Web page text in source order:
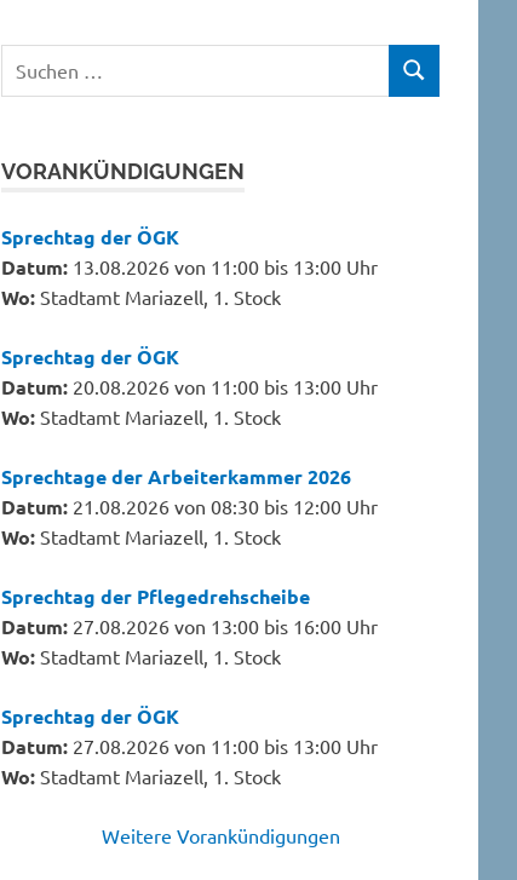
Suchen
SUCHEN
VORANKÜNDIGUNGEN
Sprechtag der ÖGK
Datum: 13.08.2026 von 11:00 bis 13:00 Uhr
Wo: Stadtamt Mariazell, 1. Stock
Sprechtag der ÖGK
Datum: 20.08.2026 von 11:00 bis 13:00 Uhr
Wo: Stadtamt Mariazell, 1. Stock
Sprechtage der Arbeiterkammer 2026
Datum: 21.08.2026 von 08:30 bis 12:00 Uhr
Wo: Stadtamt Mariazell, 1. Stock
Sprechtag der Pflegedrehscheibe
Datum: 27.08.2026 von 13:00 bis 16:00 Uhr
Wo: Stadtamt Mariazell, 1. Stock
Sprechtag der ÖGK
Datum: 27.08.2026 von 11:00 bis 13:00 Uhr
Wo: Stadtamt Mariazell, 1. Stock
Weitere Vorankündigungen